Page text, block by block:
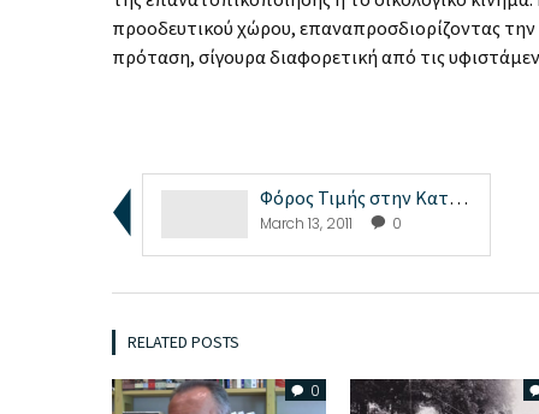
προοδευτικού χώρου, επαναπροσδιορίζοντας
πρόταση, σίγουρα διαφορετική από τις
Φόρος Τιμής στην Καταλονία ΙΙ
March 13, 2011 0
RELATED POSTS
0